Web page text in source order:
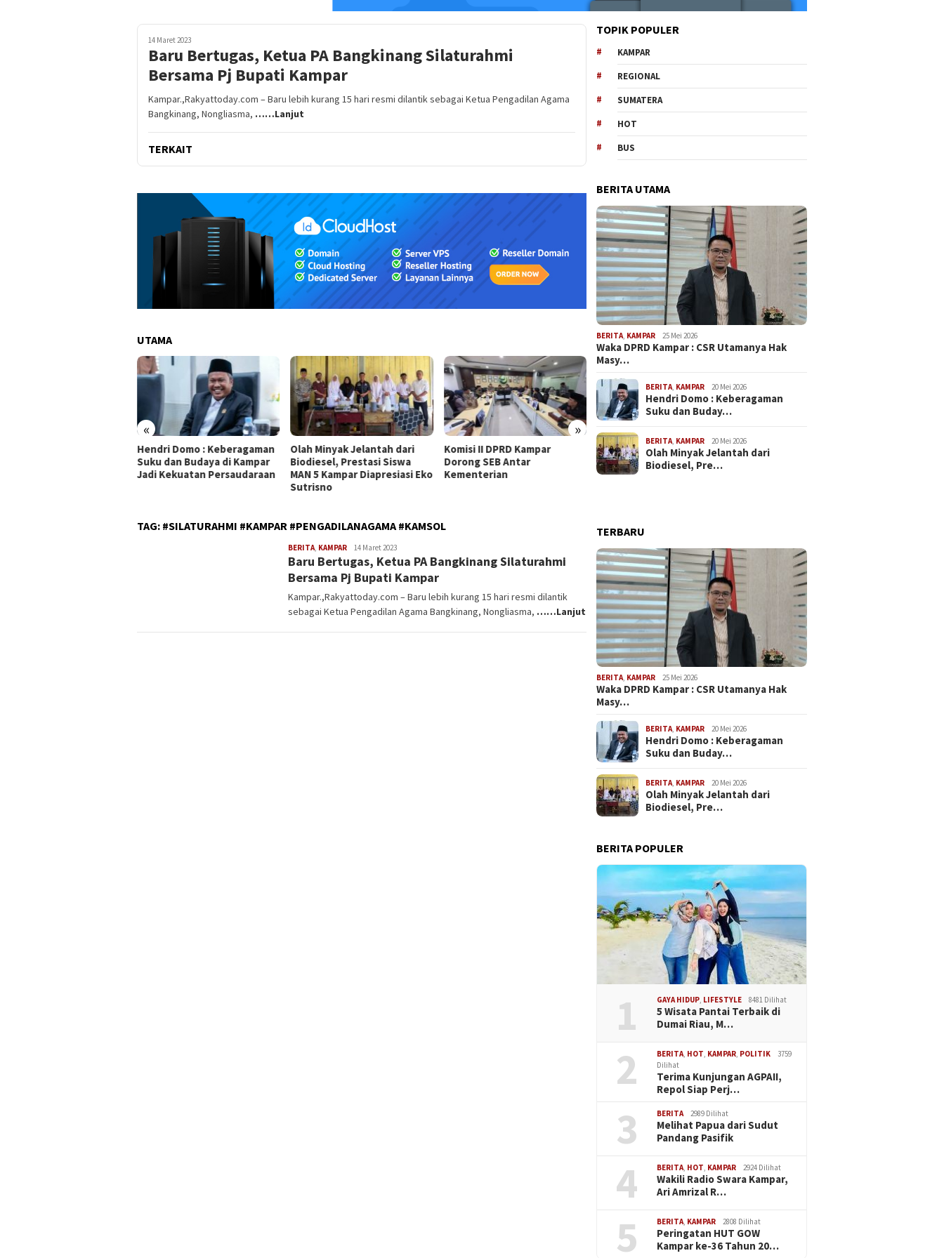
14 Maret 2023
Baru Bertugas, Ketua PA Bangkinang Silaturahmi
Bersama Pj Bupati Kampar
Kampar.,Rakyattoday.com – Baru lebih kurang 15 hari resmi dilantik sebagai Ketua Pengadilan Agama
Bangkinang, Nongliasma, ……Lanjut
TERKAIT
UTAMA
« »
Hendri Domo : Keberagaman
Suku dan Budaya di Kampar
Jadi Kekuatan Persaudaraan
Olah Minyak Jelantah dari
Biodiesel, Prestasi Siswa
MAN 5 Kampar Diapresiasi Eko
Sutrisno
Komisi II DPRD Kampar
Dorong SEB Antar
Kementerian
Ketua Komisi IV Minta
Perusahaan Berbenah
Terkait Limbah
Ketua Komisi II Tony Hidayat
TAG: #SILATURAHMI #KAMPAR #PENGADILANAGAMA #KAMSOL
BERITA, KAMPAR Aldi
Irpan
14 Maret 2023
Baru Bertugas, Ketua PA Bangkinang Silaturahmi
Bersama Pj Bupati Kampar
Kampar.,Rakyattoday.com – Baru lebih kurang 15 hari resmi dilantik
sebagai Ketua Pengadilan Agama Bangkinang, Nongliasma, ……Lanjut
TOPIK POPULER
KAMPAR
REGIONAL
SUMATERA
HOT
BUS
BERITA UTAMA
BERITA KAMPAR 25 Mei 2026
Waka DPRD Kampar : CSR Utamanya Hak
Masy…
BERITA KAMPAR 20 Mei 2026
Hendri Domo : Keberagaman
Suku dan Buday…
BERITA KAMPAR 20 Mei 2026
Olah Minyak Jelantah dari
Biodiesel, Pre…
TERBARU
BERITA, KAMPAR 25 Mei 2026
Waka DPRD Kampar : CSR Utamanya Hak
Masy…
BERITA, KAMPAR 20 Mei 2026
Hendri Domo : Keberagaman
Suku dan Buday…
BERITA, KAMPAR 20 Mei 2026
Olah Minyak Jelantah dari
Biodiesel, Pre…
BERITA POPULER
1 GAYA HIDUP, LIFESTYLE 8481 Dilihat
5 Wisata Pantai Terbaik di
Dumai Riau, M…
2 BERITA, HOT, KAMPAR, POLITIK
3759
Dilihat
Terima Kunjungan AGPAII,
Repol Siap Perj…
3 BERITA 2989 Dilihat
Melihat Papua dari Sudut
Pandang Pasifik
4 BERITA, HOT, KAMPAR 2924 Dilihat
Wakili Radio Swara Kampar,
Ari Amrizal R…
5 BERITA, KAMPAR 2808 Dilihat
Peringatan HUT GOW
Kampar ke-36 Tahun 20…